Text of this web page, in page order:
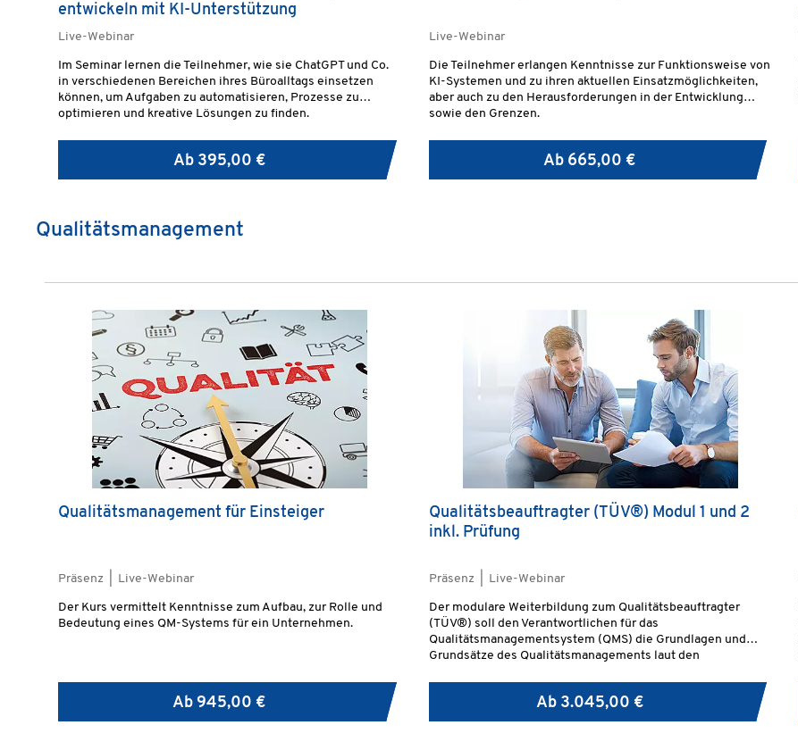
entwickeln mit KI-Unterstützung
Live-Webinar
Im Seminar lernen die Teilnehmer, wie sie ChatGPT und Co.
in verschiedenen Bereichen ihres Büroalltags einsetzen
können, um Aufgaben zu automatisieren, Prozesse zu
optimieren und kreative Lösungen zu finden.
Ab 395,00 €
Live-Webinar
Die Teilnehmer erlangen Kenntnisse zur Funktionsweise von
KI-Systemen und zu ihren aktuellen Einsatzmöglichkeiten,
aber auch zu den Herausforderungen in der Entwicklung
sowie den Grenzen.
Ab 665,00 €
Qualitätsmanagement
Qualitätsmanagement für Einsteiger
Präsenz | Live-Webinar
Der Kurs vermittelt Kenntnisse zum Aufbau, zur Rolle und
Bedeutung eines QM-Systems für ein Unternehmen.
Ab945,00 €
Qualitätsbeauftragter (TÜV®) Modul 1 und 2
inkl. Prüfung
Präsenz | Live-Webinar
Der modulare Weiterbildung zum Qualitätsbeauftragter
(TÜV®) soll den Verantwortlichen für das
Qualitätsmanagementsystem (QMS) die Grundlagen und
Grundsätze des Qualitätsmanagements laut den
Qualitätsanforderungen erfüllt werden und die Prozesse
beabsichtigte, optimale und effiziente Ergebnisse liefern.
Ab 3.045,00 €